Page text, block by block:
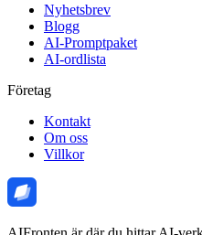
Nyhetsbrev
Blogg
AI-Promptpaket
AI-ordlista
Företag
Kontakt
Om oss
Villkor